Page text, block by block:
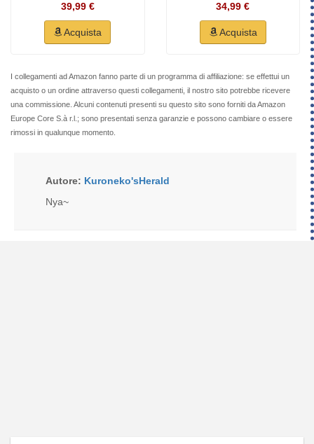
39,99 €
Acquista
34,99 €
Acquista
I collegamenti ad Amazon fanno parte di un programma di affiliazione: se effettui un
acquisto o un ordine attraverso questi collegamenti, il nostro sito potrebbe ricevere
una commissione. Alcuni contenuti presenti su questo sito sono forniti da Amazon
Europe Core S.à r.l.; sono presentati senza garanzie e possono cambiare o essere
rimossi in qualunque momento.
Autore: Kuroneko'sHerald
Nya~